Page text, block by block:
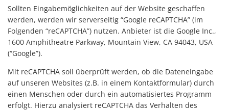
Sollten Eingabemöglichkeiten auf der Website geschaffen
werden, werden wir serverseitig “Google reCAPTCHA” (im
Folgenden “reCAPTCHA”) nutzen. Anbieter ist die Google Inc.,
1600 Amphitheatre Parkway, Mountain View, CA 94043, USA
(“Google”).
Mit reCAPTCHA soll überprüft werden, ob die Dateneingabe
auf unseren Websites (z.B. in einem Kontaktformular) durch
einen Menschen oder durch ein automatisiertes Programm
erfolgt. Hierzu analysiert reCAPTCHA das Verhalten des